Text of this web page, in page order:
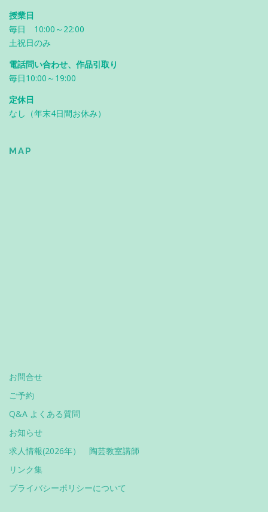
授業日
毎日 10:00～22:00
土祝日のみ
電話問い合わせ、作品引取り
毎日10:00～19:00
定休日
なし（年末4日間お休み）
MAP
お問合せ
ご予約
Q&A よくある質問
お知らせ
求人情報(2026年） 陶芸教室講師
リンク集
プライバシーポリシーについて